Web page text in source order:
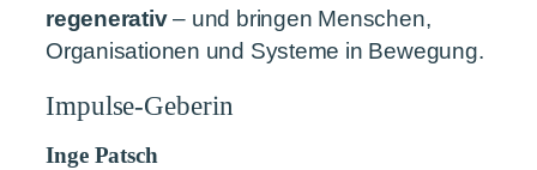
regenerativ– und bringen Menschen,
Organisationen und Systeme in Bewegung.
Impulse-Geberin
Inge Patsch